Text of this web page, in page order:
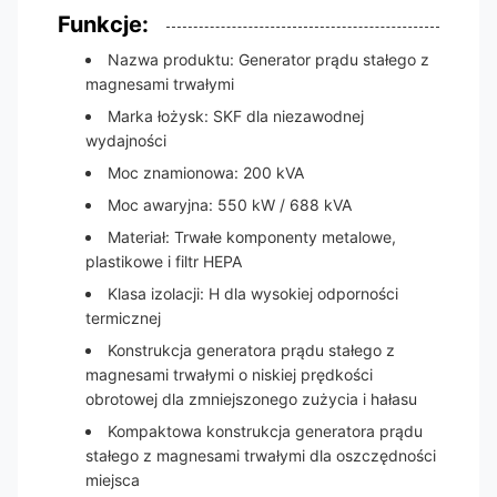
Funkcje:
Nazwa produktu: Generator prądu stałego z
magnesami trwałymi
Marka łożysk: SKF dla niezawodnej
wydajności
Moc znamionowa: 200 kVA
Moc awaryjna: 550 kW / 688 kVA
Materiał: Trwałe komponenty metalowe,
plastikowe i filtr HEPA
Klasa izolacji: H dla wysokiej odporności
termicznej
Konstrukcja generatora prądu stałego z
magnesami trwałymi o niskiej prędkości
obrotowej dla zmniejszonego zużycia i hałasu
Kompaktowa konstrukcja generatora prądu
stałego z magnesami trwałymi dla oszczędności
miejsca